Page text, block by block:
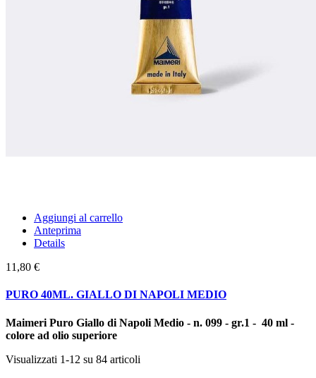
Aggiungi al carrello
Anteprima
Details
11,80 €
PURO 40ML. GIALLO DI NAPOLI MEDIO
Maimeri Puro Giallo di Napoli Medio - n. 099 - gr.1 - 40 ml -
colore ad olio superiore
Visualizzati 1-12 su 84 articoli